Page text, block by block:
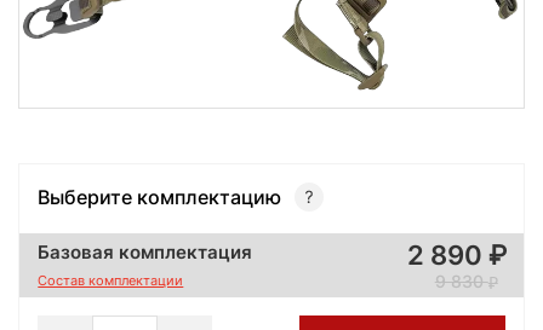
Выберите комплектацию
Базовая комплектация
Состав комплектации
2 890
9 830